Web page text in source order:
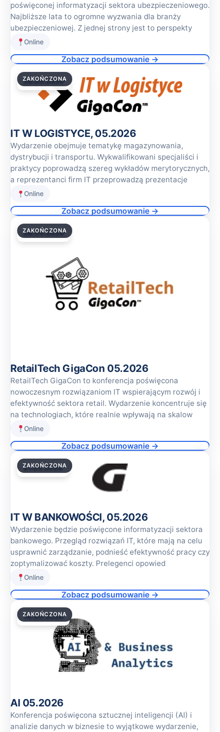
poświęconej informatyzacji sektora ubezpieczeniowego.
Najbliższe lata to ogromne wyzwania dla branży
ubezpieczeniowej. Z jednej strony jest to perspekty
Online
Zobacz podsumowanie →
28.05.2026
ZAKOŃCZONA
IT W LOGISTYCE, 05.2026
Wydarzenie obejmuje tematykę magazynowania,
dystrybucji i transportu. Wykwalifikowani specjaliści i
praktycy poprowadzą szereg wykładów merytorycznych,
a reprezentanci firm IT przeprowadzą prezentacje
Online
Zobacz podsumowanie →
28.05.2026
ZAKOŃCZONA
RetailTech GigaCon 05.2026
RetailTech GigaCon to konferencja poświęcona
nowoczesnym rozwiązaniom IT wspierającym rozwój i
efektywność sektora retail. Wydarzenie koncentruje się
na technologiach, które realnie wpływają na skalow
Online
Zobacz podsumowanie →
21.05.2026
ZAKOŃCZONA
IT W BANKOWOŚCI, 05.2026
Wydarzenie będzie poświęcone informatyzacji sektora
bankowego. Przegląd rozwiązań IT, które mają na celu
usprawnić zarządzanie, podnieść efektywność pracy czy
zoptymalizować koszty. Prelegenci opowied
Online
Zobacz podsumowanie →
14.05.2026
ZAKOŃCZONA
AI 05.2026
Konferencja poświęcona sztucznej inteligencji (AI) i
analizie danych w biznesie to wyjątkowe wydarzenie,